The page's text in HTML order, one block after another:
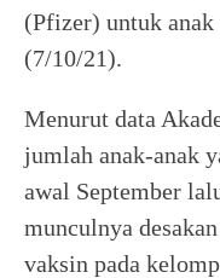
(Pfizer) untuk anak
(7/10/21).
Menurut data
jumlah anak-anak
awal September
munculnya
vaksin pada